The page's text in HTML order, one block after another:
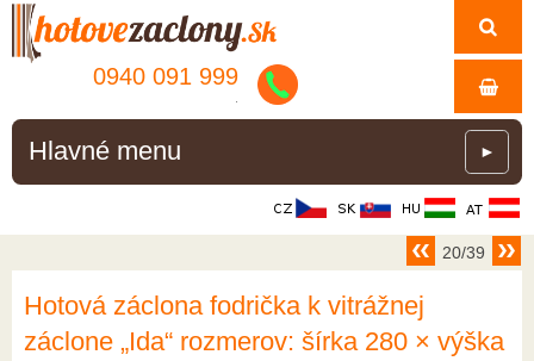
0940 091 999
Hlavné menu ►
20/39
Hotová záclona fodrička k vitrážnej
záclone „Ida“ rozmerov: šírka 280 × výška